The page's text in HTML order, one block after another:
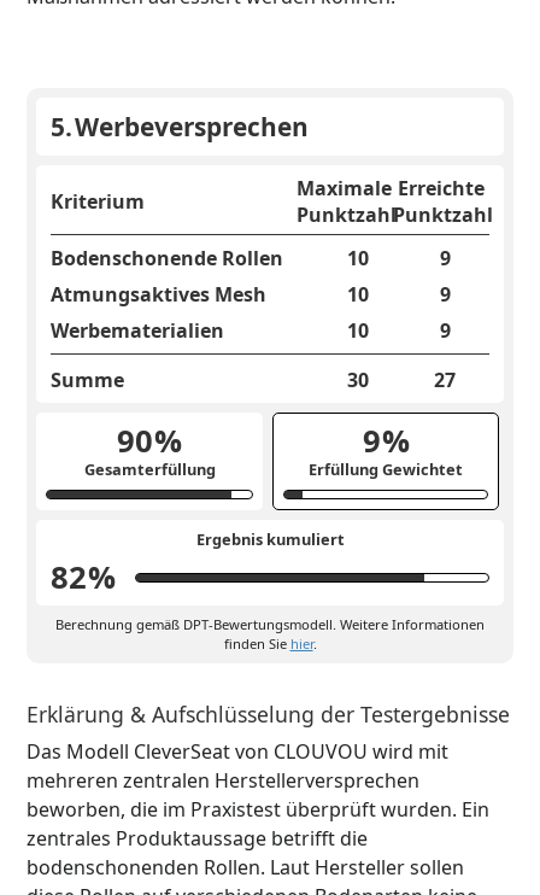
5.Werbeversprechen
Kriterium
Maximale
Punktzahl
Erreichte
Punktzahl
Bodenschonende Rollen
10
9
Atmungsaktives Mesh
10
9
Werbematerialien
10
9
Summe
30 27
90%
Gesamterfüllung
9%
Erfüllung Gewichtet
Ergebnis kumuliert
82%
Berechnung gemäß DPT-Bewertungsmodell. Weitere Informationen
finden Sie hier.
Erklärung & Aufschlüsselung der Testergebnisse
Das Modell CleverSeat von CLOUVOU wird mit
mehreren zentralen Herstellerversprechen
beworben, die im Praxistest überprüft wurden. Ein
zentrales Produktaussage betrifft die
bodenschonenden Rollen. Laut Hersteller sollen